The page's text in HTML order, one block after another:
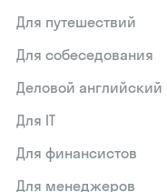
Для путешествий
Для собеседования
Деловой английский
Для IT
Для финансистов
Для менеджеров